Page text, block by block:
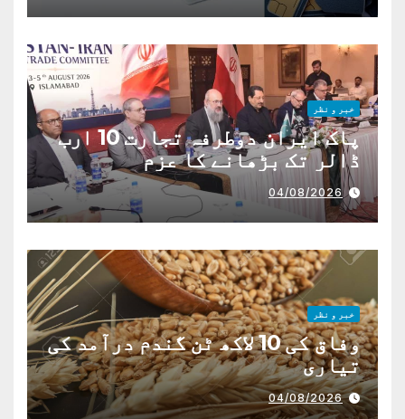
خبر و نظر
پاک ایران دوطرفہ تجارت 10 ارب
ڈالر تک بڑھانے کا عزم
04/08/2026
خبر و نظر
وفاق کی 10 لاکھ ٹن گندم درآمد کی
تیاری
04/08/2026